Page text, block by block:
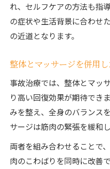
れ、セルフケアの方法も指
の症状や生活背景に合わせ
の近道となります。
整体とマッサージを併用
事故治療では、整体とマッ
り高い回復効果が期待でき
みを整え、全身のバランス
サージは筋肉の緊張を緩和
両者を組み合わせることで
肉のこわばりを同時に改善